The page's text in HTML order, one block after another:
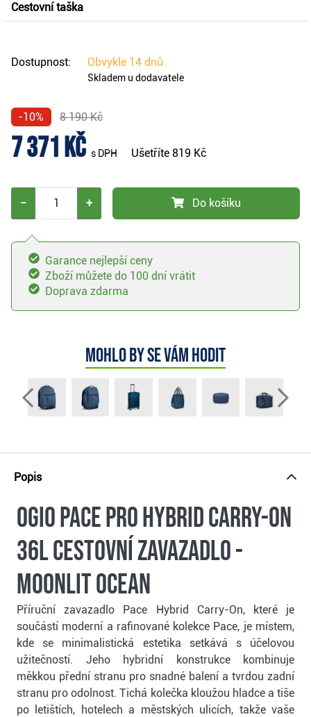
Cestovní taška
Dostupnost: Obvykle 14 dnů
Skladem u dodavatele
-10% 8 190 Kč
7 371 Kč s DPH Ušetříte 819 Kč
− + Do košíku
Garance nejlepší ceny
Zboží můžete do 100 dní vrátit
Doprava zdarma
Mohlo by se vám hodit
Popis
Ogio Pace Pro Hybrid Carry-on
36L cestovní zavazadlo -
moonlit ocean
Příruční zavazadlo Pace Hybrid Carry-On, které je
součástí moderní a rafinované kolekce Pace, je místem,
kde se minimalistická estetika setkává s účelovou
užitečností. Jeho hybridní konstrukce kombinuje
měkkou přední stranu pro snadné balení a tvrdou zadní
stranu pro odolnost. Tichá kolečka kloužou hladce a tiše
po letištích, hotelech a městských ulicích, takže vaše